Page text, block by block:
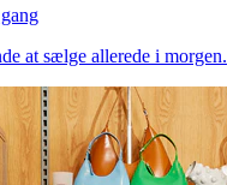
at sælge allerede i morgen.